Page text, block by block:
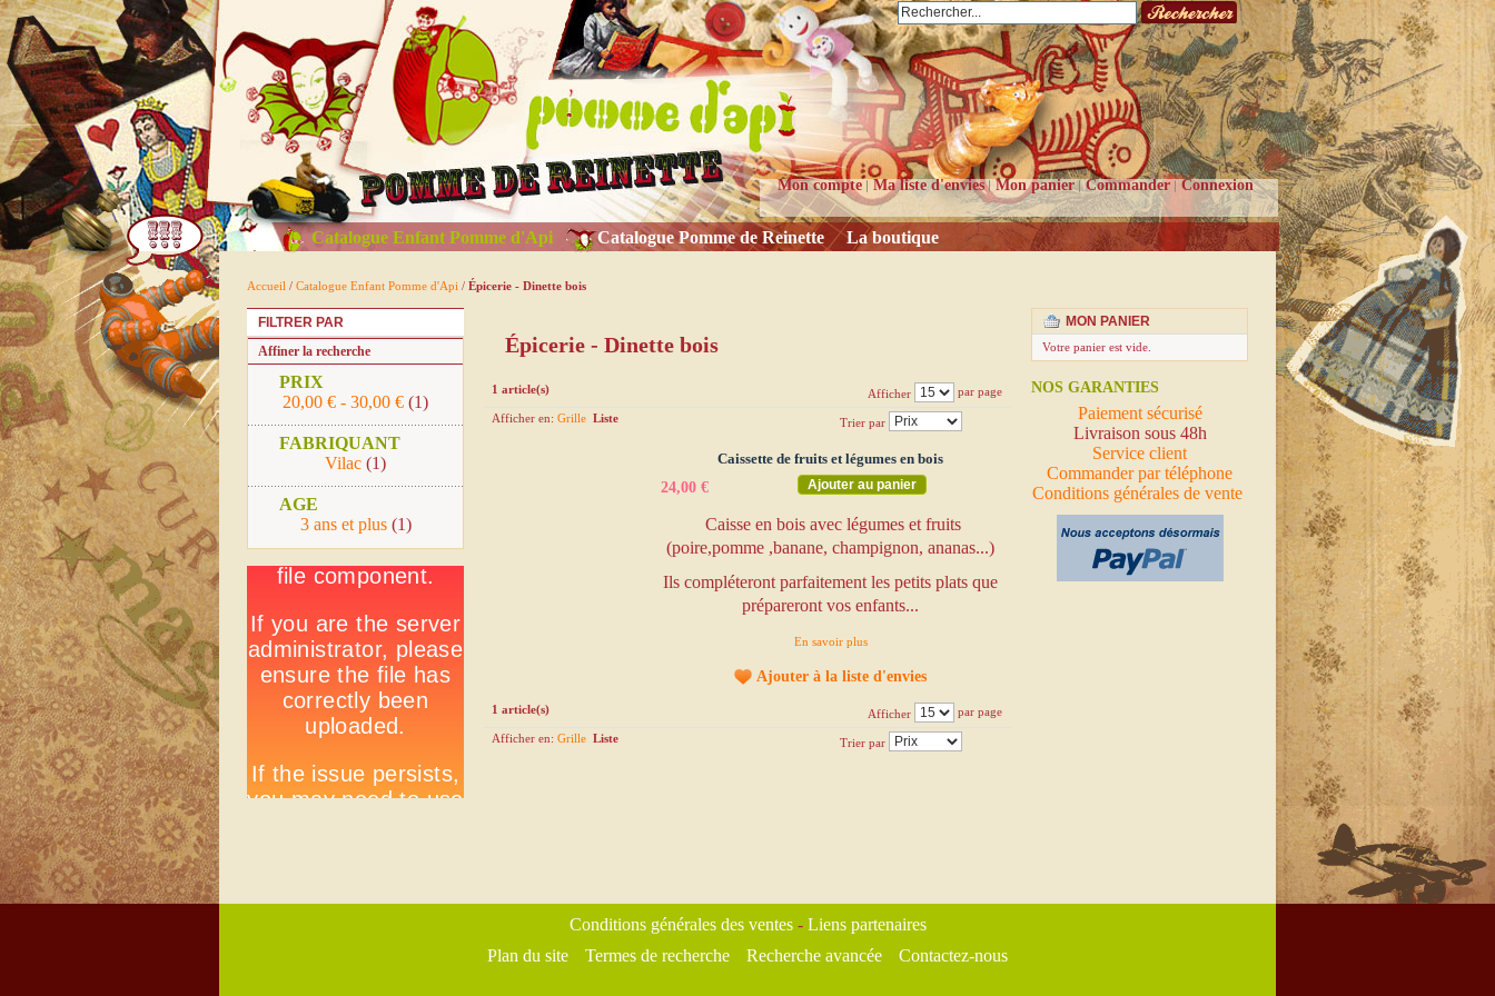
Mon compte Ma liste d'envies Mon panier Commander Connexion
Catalogue Enfant Pomme d'Api Catalogue Pomme de Reinette La boutique
Accueil / Catalogue Enfant Pomme d'Api / Épicerie - Dinette bois
Épicerie - Dinette bois
1 article(s) Afficher
par page
Afficher en: Grille Liste Trier par
Caissette de fruits et légumes en bois
24,00 €
Ajouter au panier
Caisse en bois avec légumes et fruits
(poire,pomme ,banane, champignon, ananas...)
Ils compléteront parfaitement les petits plats que
prépareront vos enfants...
En savoir plus
Ajouter à la liste d'envies
1 article(s) Afficher
par page
Afficher en: Grille Liste Trier par
FILTRER PAR
Affiner la recherche
PRIX
20,00 € - 30,00 € (1)
FABRIQUANT
Vilac (1)
AGE
3 ans et plus(1)
MON PANIER
Votre panier est vide.
NOS GARANTIES
Paiement sécurisé
Livraison sous 48h
Service client
Commander par téléphone
Conditions générales de vente
Conditions générales des ventes- Liens partenaires
Plan du site
Termes de recherche Recherche avancée Contactez-nous